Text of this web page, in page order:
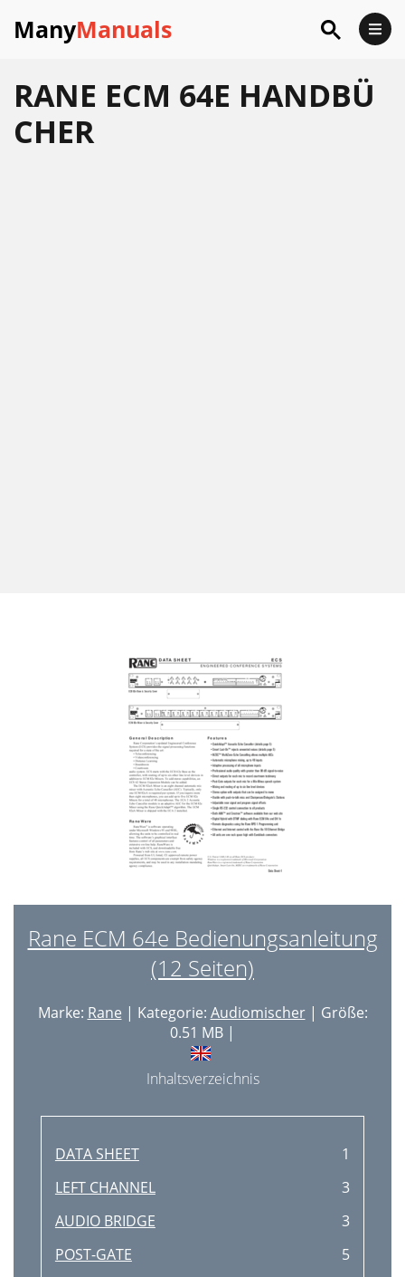
ManyManuals
RANE ECM 64E HANDBÜ
CHER
Rane ECM 64e Bedienungsanleitung
(12 Seiten)
Marke: Rane | Kategorie: Audiomischer| Größe:
0.51 MB |
Inhaltsverzeichnis
DATA SHEET
1
LEFT CHANNEL
3
AUDIO BRIDGE
3
POST-GATE
5